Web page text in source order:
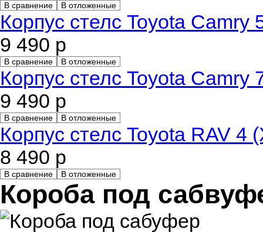
В сравнение В отложенные
Корпус стелс Toyota
9 490 р
В сравнение В отложенные
Корпус стелс Toyota
9 490 р
В сравнение В отложенные
Корпус стелс Toyota RAV
8 490 р
В сравнение В отложенные
Короба под